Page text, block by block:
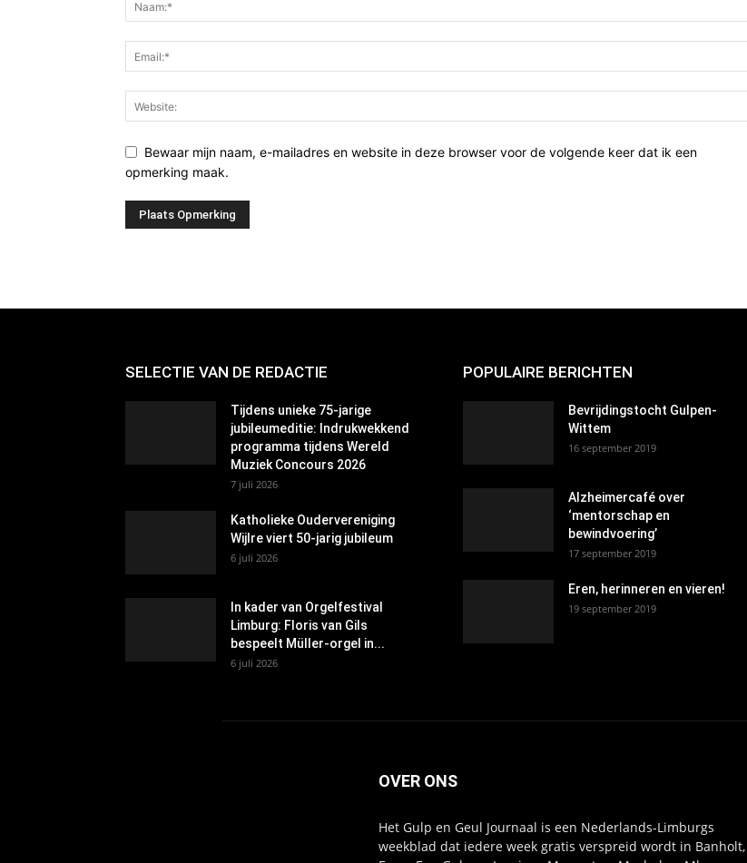
Bewaar mijn naam, e-mailadres en website in deze browser voor de volgende keer dat ik een
opmerking maak.
SELECTIE VAN DE REDACTIE
Tijdens unieke 75-jarige
jubileumeditie: Indrukwekkend
programma tijdens Wereld
Muziek Concours 2026
7 juli 2026
Katholieke Oudervereniging
Wijlre viert 50-jarig jubileum
6 juli 2026
In kader van Orgelfestival
Limburg: Floris van Gils
bespeelt Müller-orgel in...
6 juli 2026
POPULAIRE BERICHTEN
Bevrijdingstocht Gulpen-
Wittem
16 september 2019
Alzheimercafé over
‘mentorschap en
bewindvoering’
17 september 2019
Eren, herinneren en vieren!
19 september 2019
OVER ONS
Het Gulp en Geul Journaal is een Nederlands-Limburgs
weekblad dat iedere week gratis verspreid wordt in Banholt,